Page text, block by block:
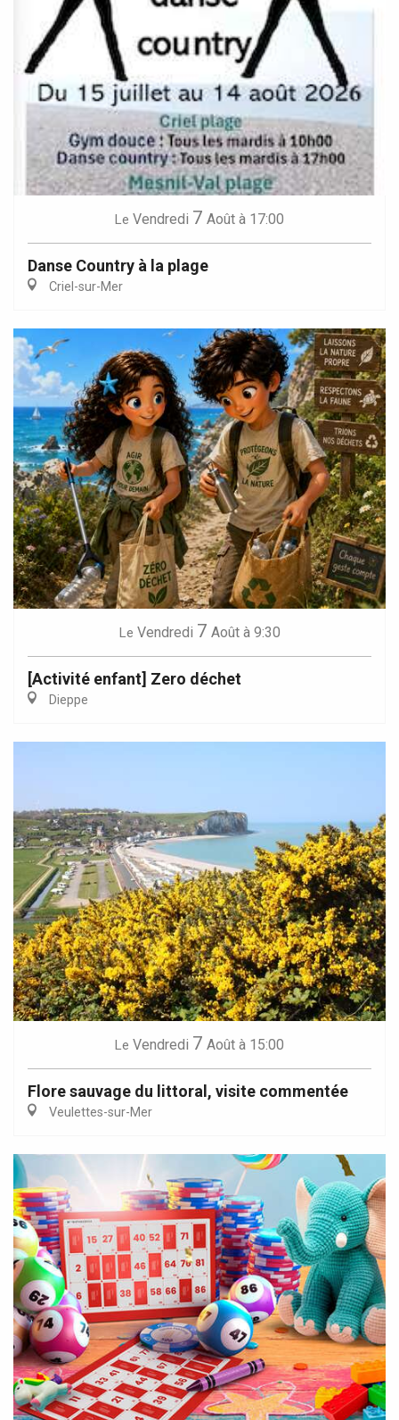
Le Vendredi 7 Août à 17:00
Danse Country à la plage
Criel-sur-Mer
Le Vendredi 7 Août à 9:30
[Activité enfant] Zero déchet
Dieppe
Le Vendredi 7 Août à 15:00
Flore sauvage du littoral, visite commentée
Veulettes-sur-Mer